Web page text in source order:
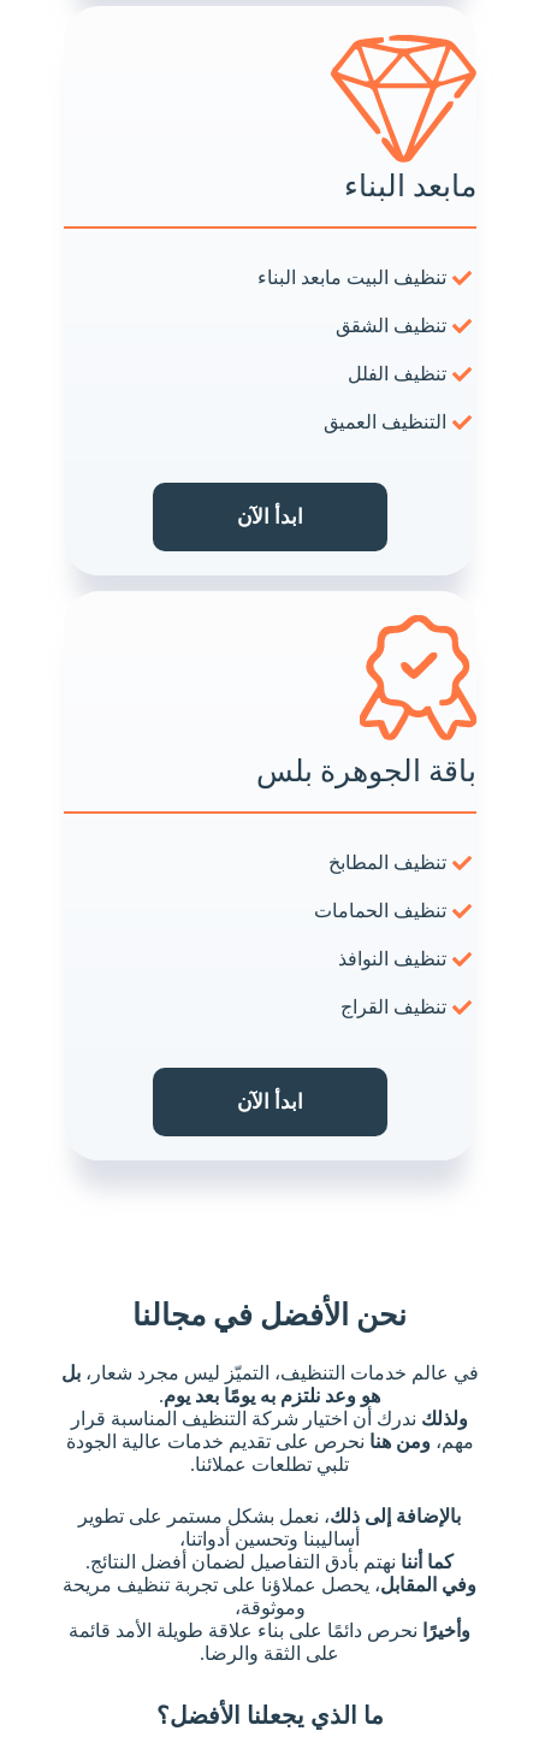
مابعد البناء
تنظيف البيت مابعد البناء
تنظيف الشقق
تنظيف الفلل
التنظيف العميق
ابدأ الآن
باقة الجوهرة بلس
تنظيف المطابخ
تنظيف الحمامات
تنظيف النوافذ
تنظيف القراج
ابدأ الآن
نحن الأفضل في مجالنا
في عالم خدمات التنظيف، التميّز ليس مجرد شعار،بل
هو وعد نلتزم به يومًا بعد يوم.
ولذلك ندرك أن اختيار شركة التنظيف المناسبة قرار
مهم،ومن هنا نحرص على تقديم خدمات عالية الجودة
تلبي تطلعات عملائنا.
بالإضافة إلى ذلك، نعمل بشكل مستمر على تطوير
أساليبنا وتحسين أدواتنا،
كما أننا نهتم بأدق التفاصيل لضمان أفضل النتائج.
وفي المقابل، يحصل عملاؤنا على تجربة تنظيف مريحة
وموثوقة،
وأخيرًا
نحرص دائمًا على بناء علاقة طويلة الأمد قائمة
على الثقة والرضا.
ما الذي يجعلنا الأفضل؟